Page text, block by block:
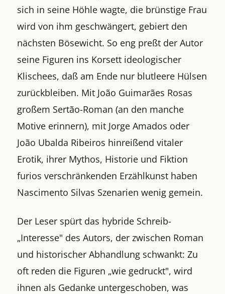
sich in seine Höhle wagte, die brünstige Frau
wird von ihm geschwängert, gebiert den
nächsten Bösewicht. So eng preßt der Autor
seine Figuren ins Korsett ideologischer
Klischees, daß am Ende nur blutleere Hülsen
zurückbleiben. Mit João Guimarães Rosas
großem Sertão-Roman (an den manche
Motive erinnern), mit Jorge Amados oder
João Ubalda Ribeiros hinreißend vitaler
Erotik, ihrer Mythos, Historie und Fiktion
furios verschränkenden Erzählkunst haben
Nascimento Silvas Szenarien wenig gemein.
Der Leser spürt das hybride Schreib-
„Interesse" des Autors, der zwischen Roman
und historischer Abhandlung schwankt: Zu
oft reden die Figuren „wie gedruckt", wird
ihnen als Gedanke untergeschoben, was